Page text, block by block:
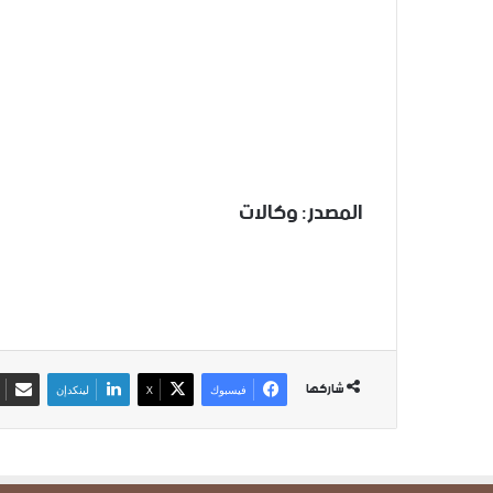
المصدر: وكالات
شاركها فيسبوك ‫X لينكدإن